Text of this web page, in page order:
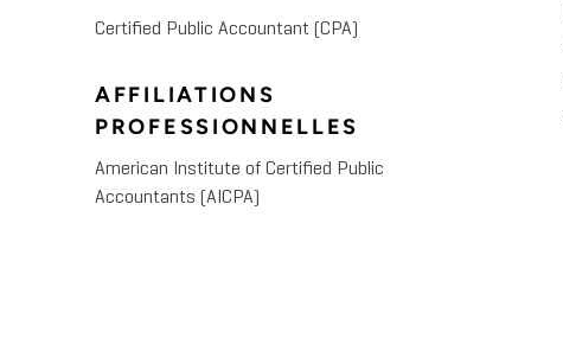
Certified Public Accountant (CPA)
AFFILIATIONS
PROFESSIONNELLES
American Institute of Certified Public
Accountants (AICPA)